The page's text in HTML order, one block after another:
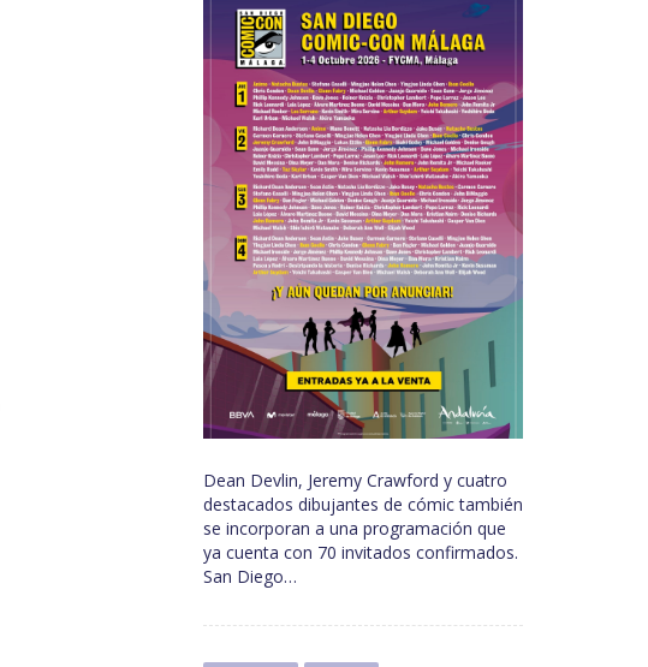
Dean Devlin, Jeremy Crawford y cuatro
destacados dibujantes de cómic también
se incorporan a una programación que
ya cuenta con 70 invitados confirmados.
San Diego…